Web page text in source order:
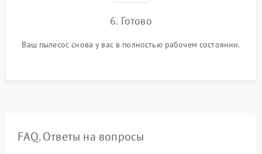
6. Готово
Ваш пылесос снова у вас в полностью рабочем состоянии.
FAQ. Ответы на вопросы